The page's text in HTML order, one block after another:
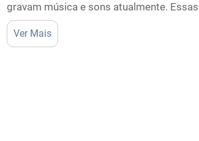
gravam música e sons atualmente.
músicos ou dubladores a obter
Isso é extremamente importante, pois ex...
Ver Mais